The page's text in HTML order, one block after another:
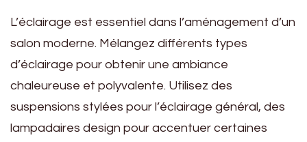
L’éclairage est essentiel dans l’aménagement d’un
salon moderne. Mélangez différents types
d’éclairage pour obtenir une ambiance
chaleureuse et polyvalente. Utilisez des
suspensions stylées pour l’éclairage général, des
lampadaires design pour accentuer certaines